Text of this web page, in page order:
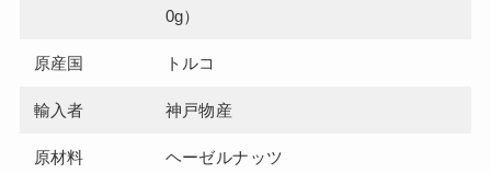
0g）
原産国 トルコ
輸入者 神戸物産
原材料 ヘーゼルナッツ